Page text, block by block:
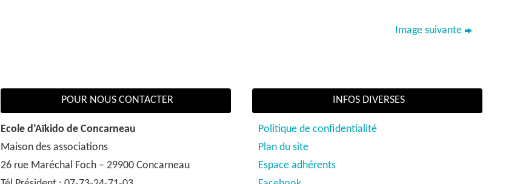
Image suivante
POUR NOUS CONTACTER
Ecole d’Aïkido de Concarneau
Maison des associations
26 rue Maréchal Foch – 29900 Concarneau
INFOS DIVERSES
Politique de confidentialité
Plan du site
Espace adhérents